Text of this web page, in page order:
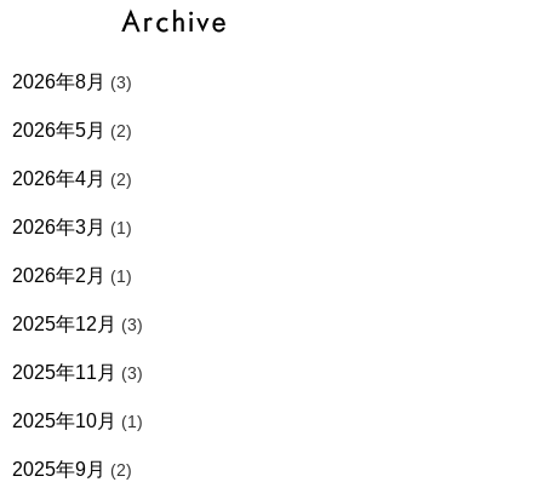
2026年8月 (3)
2026年5月 (2)
2026年4月 (2)
2026年3月 (1)
2026年2月 (1)
2025年12月 (3)
2025年11月 (3)
2025年10月 (1)
2025年9月 (2)